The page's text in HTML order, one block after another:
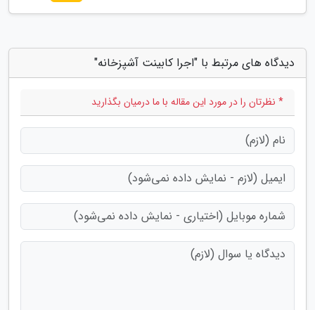
دیدگاه های مرتبط با "اجرا کابینت آشپزخانه"
* نظرتان را در مورد این مقاله با ما درمیان بگذارید